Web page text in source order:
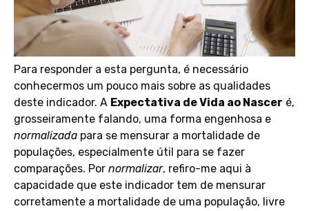
Para responder a esta pergunta, é necessário
conhecermos um pouco mais sobre as qualidades
deste indicador. A Expectativa de Vida ao Nascer é,
grosseiramente falando, uma forma engenhosa e
normalizada para se mensurar a mortalidade de
populações, especialmente útil para se fazer
comparações. Por normalizar, refiro-me aqui à
capacidade que este indicador tem de mensurar
corretamente a mortalidade de uma população, livre